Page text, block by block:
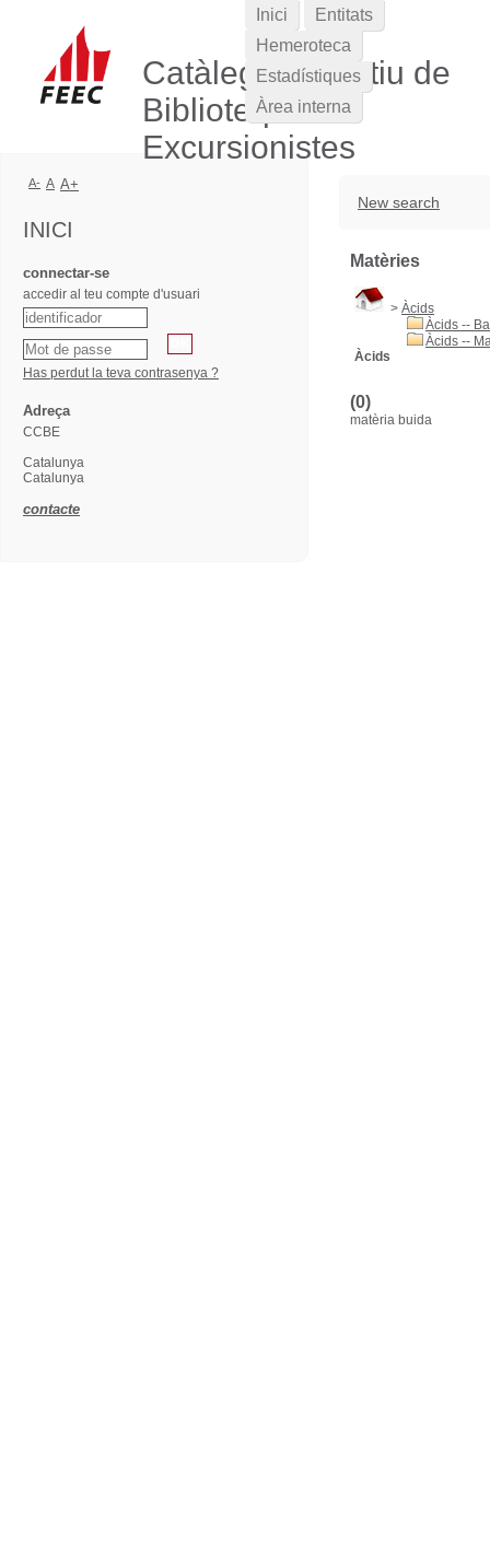
Catàleg Col·lectiu de
Biblioteques
Excursionistes
New search
Matèries
> Àcids
Àcids --
Àcids --
Àcids
(0)
matèria buida
Inici
Entitats
Hemeroteca
Estadístiques
Àrea interna
A- A A+
INICI
connectar-se
accedir al teu compte d'usuari
Has perdut la teva contrasenya ?
Adreça
CCBE
Catalunya
Catalunya
contacte